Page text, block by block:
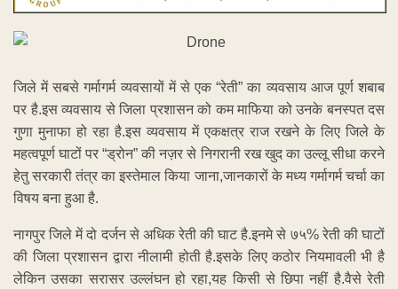
जिले में सबसे गर्मागर्म व्यवसायों में से एक “रेती” का व्यवसाय आज पूर्ण शबाब
पर है.इस व्यवसाय से जिला प्रशासन को कम माफिया को उनके बनस्पत दस
गुणा मुनाफा हो रहा है.इस व्यवसाय में एकक्षत्र राज रखने के लिए जिले के
महत्वपूर्ण घाटों पर “ड्रोन” की नज़र से निगरानी रख खुद का उल्लू सीधा करने
हेतु सरकारी तंत्र का इस्तेमाल किया जाना,जानकारों के मध्य गर्मागर्म चर्चा का
विषय बना हुआ है.
नागपुर जिले में दो दर्जन से अधिक रेती की घाट है.इनमे से ७५% रेती की घाटों
की जिला प्रशासन द्वारा नीलामी होती है.इसके लिए कठोर नियमावली भी है
लेकिन उसका सरासर उल्लंघन हो रहा,यह किसी से छिपा नहीं है.वैसे रेती